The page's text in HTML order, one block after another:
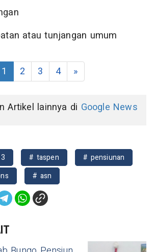
atau tunjangan umum
1 2 3 4 »
Artikel lainnya di Google News
# taspen
# pensiunan
# asn